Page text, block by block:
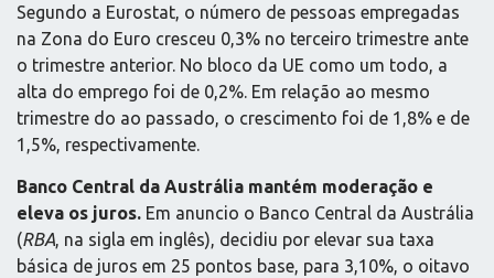
Segundo a Eurostat, o número de pessoas empregadas
na Zona do Euro cresceu 0,3% no terceiro trimestre ante
o trimestre anterior. No bloco da UE como um todo, a
alta do emprego foi de 0,2%. Em relação ao mesmo
trimestre do ao passado, o crescimento foi de 1,8% e de
1,5%, respectivamente.
Banco Central da Austrália mantém moderação e
eleva os juros. Em anuncio o Banco Central da Austrália
(RBA, na sigla em inglês), decidiu por elevar sua taxa
básica de juros em 25 pontos base, para 3,10%, o oitavo